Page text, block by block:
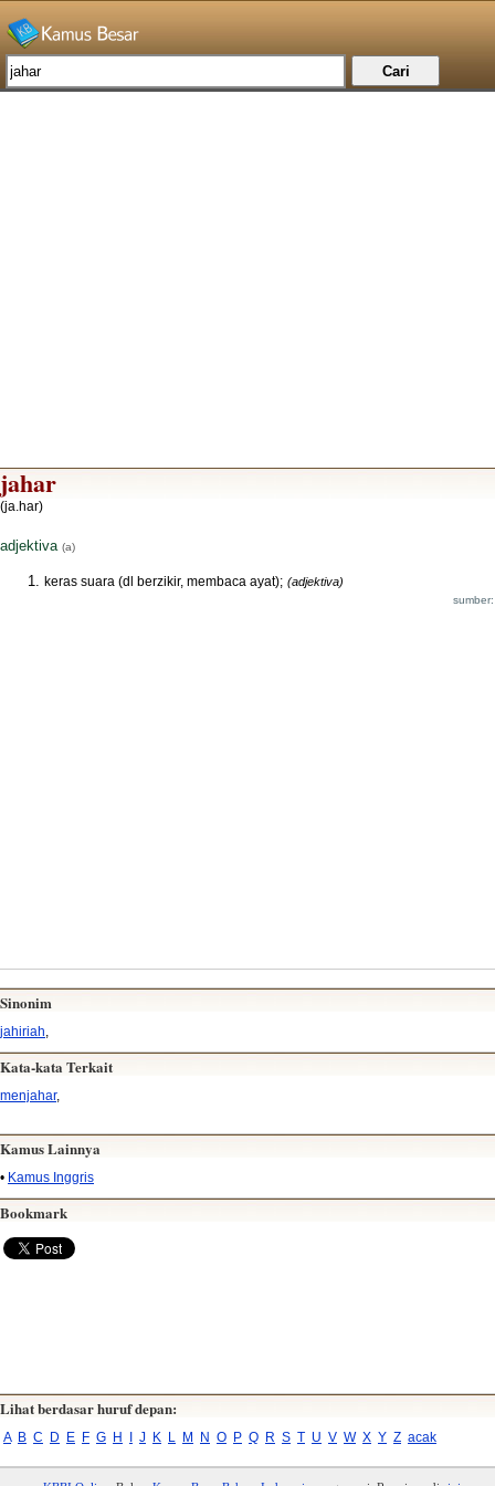
jahar
(ja.har)
adjektiva (a)
keras suara (dl berzikir, membaca ayat); (adjektiva)
Sinonim
jahiriah
Kata-kata Terkait
menjahar,
Kamus Lainnya
• Kamus Inggris
Bookmark
Lihat berdasar huruf depan:
A B C D E F G H I J K L M N O P Q R S T U V W X Y Z acak